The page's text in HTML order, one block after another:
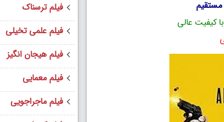
با کیفیت عالی
فیلم ترسناک
فیلم علمی تخیلی
فیلم هیجان انگیز
فیلم معمایی
فیلم ماجراجویی